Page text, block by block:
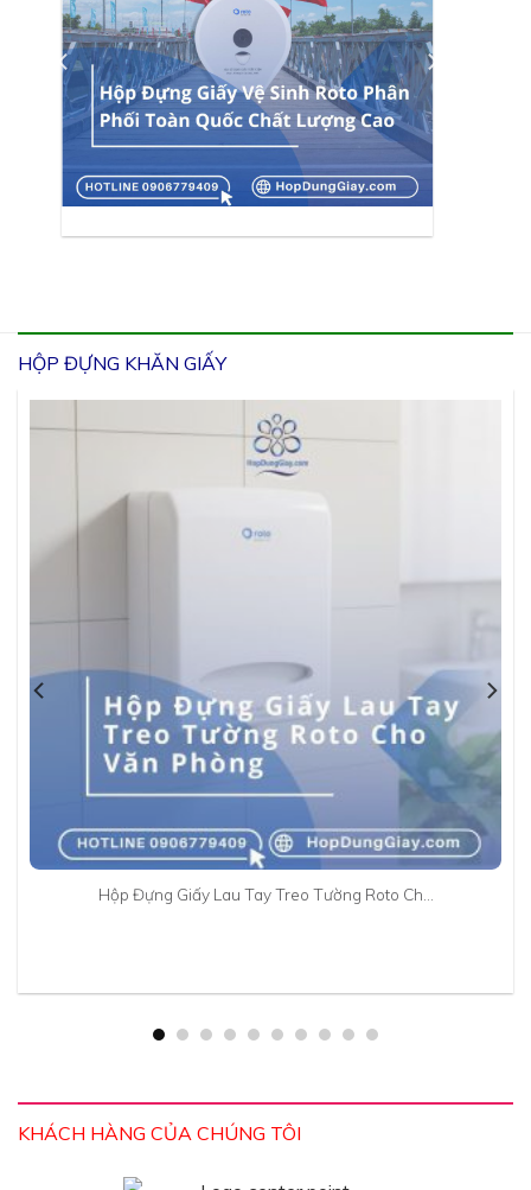
HỘP ĐỰNG KHĂN GIẤY
Hộp Đựng Giấy Lau Tay Treo Tường Roto Ch…
KHÁCH HÀNG CỦA CHÚNG TÔI